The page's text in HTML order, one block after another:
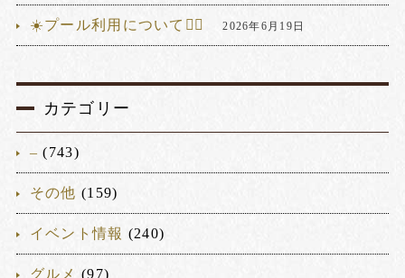
☀️プール利用について🏊‍♂️ 2026年6月19日
カテゴリー
– (743)
その他 (159)
イベント情報 (240)
グルメ (97)